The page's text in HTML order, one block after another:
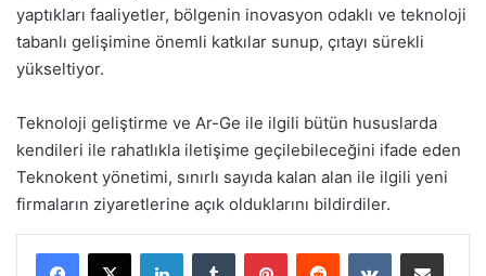
yaptıkları faaliyetler, bölgenin inovasyon odaklı ve teknoloji
tabanlı gelişimine önemli katkılar sunup, çıtayı sürekli
yükseltiyor.
Teknoloji geliştirme ve Ar-Ge ile ilgili bütün hususlarda
kendileri ile rahatlıkla iletişime geçilebileceğini ifade eden
Teknokent yönetimi, sınırlı sayıda kalan alan ile ilgili yeni
firmaların ziyaretlerine açık olduklarını bildirdiler.
LinkedInTumblr PinterestReddit VKontakteE-Posta ile paylaş